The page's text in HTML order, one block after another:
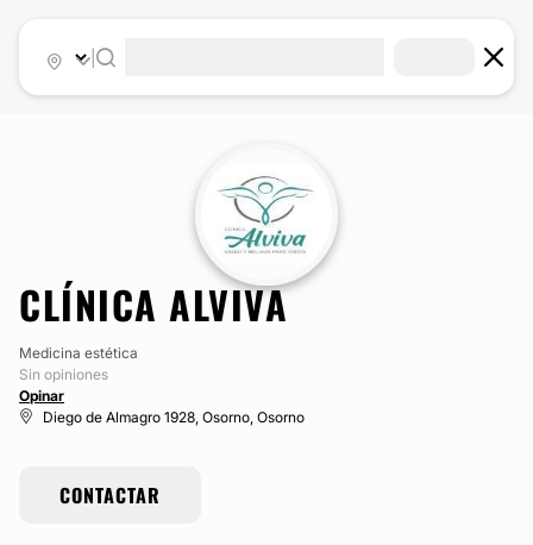
CLÍNICA ALVIVA
Medicina estética
Sin opiniones
Opinar
Diego de Almagro 1928, Osorno, Osorno
CONTACTAR